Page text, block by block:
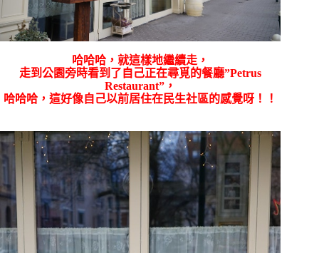
哈哈哈，就這樣地繼續走，
走到公園旁時看到了自己正在尋覓的餐廳”Petrus
Restaurant”，
哈哈哈，這好像自己以前居住在民生社區的感覺呀！！